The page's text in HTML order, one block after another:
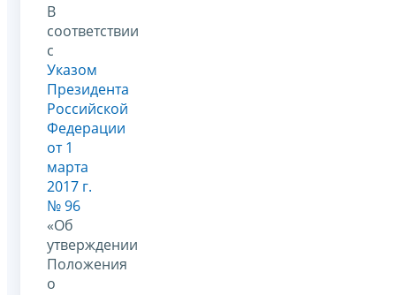
В
соответствии
с
Указом
Президента
Российской
Федерации
от 1
марта
2017 г.
№ 96
«Об
утверждении
Положения
о